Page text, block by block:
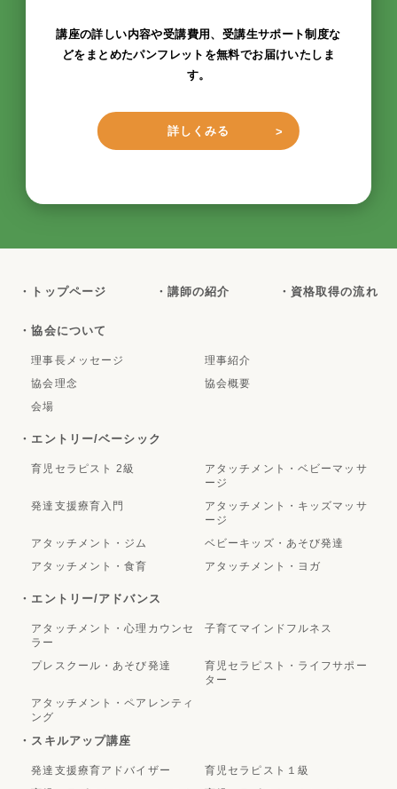
講座の詳しい内容や受講費用、受講生サポート制度な
どをまとめたパンフレットを無料でお届けいたしま
す。
詳しくみる
・トップページ ・講師の紹介 ・資格取得の流れ
・協会について
理事長メッセージ
理事紹介
協会理念
協会概要
会場
・エントリー/ベーシック
育児セラピスト 2級
アタッチメント・ベビーマッサ
ージ
発達支援療育入門
アタッチメント・キッズマッサ
ージ
アタッチメント・ジム
ベビーキッズ・あそび発達
アタッチメント・食育
アタッチメント・ヨガ
・エントリー/アドバンス
アタッチメント・心理カウンセ
ラー
子育てマインドフルネス
プレスクール・あそび発達
育児セラピスト・ライフサポー
ター
アタッチメント・ペアレンティ
ング
・スキルアップ講座
発達支援療育アドバイザー
育児セラピスト１級